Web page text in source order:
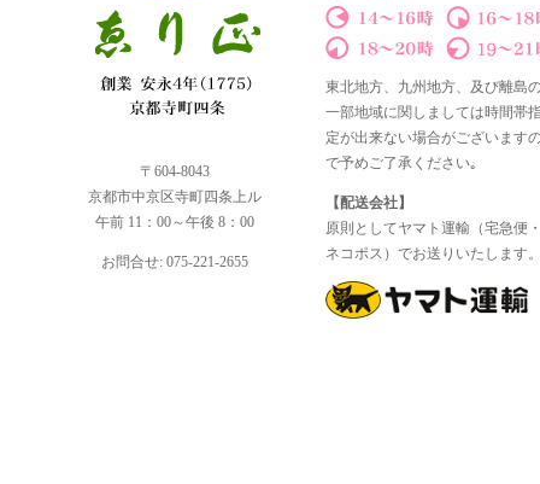
〒604-8043
京都市中京区寺町四条上ル
午前 11：00～午後 8：00
お問合せ: 075-221-2655
東北地方、九州地方、及び離島
一部地域に関しましては時間帯
定が出来ない場合がございます
で予めご了承ください｡
【配送会社】
原則としてヤマト運輸（宅急便
ネコポス）でお送りいたします